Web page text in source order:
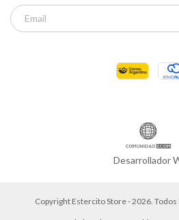
Desarrollador
Copyright Estercito Store - 2026.